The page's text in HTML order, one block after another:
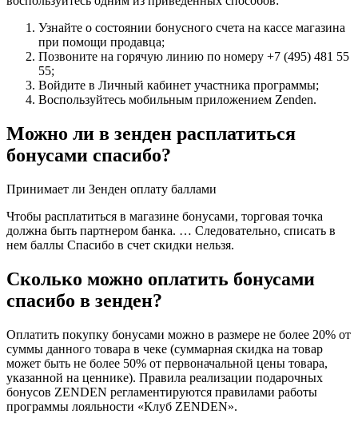
Узнайте о состоянии бонусного счета на кассе магазина
при помощи продавца;
Позвоните на горячую линию по номеру +7 (495) 481 55
55;
Войдите в Личный кабинет участника программы;
Воспользуйтесь мобильным приложением Zenden.
Можно ли в зенден расплатиться
бонусами спасибо?
Принимает ли Зенден оплату баллами
Чтобы расплатиться в магазине бонусами, торговая точка
должна быть партнером банка. … Следовательно, списать в
нем баллы Спасибо в счет скидки нельзя.
Сколько можно оплатить бонусами
спасибо в зенден?
Оплатить покупку бонусами можно в размере не более 20% от
суммы данного товара в чеке (суммарная скидка на товар
может быть не более 50% от первоначальной цены товара,
указанной на ценнике). Правила реализации подарочных
бонусов ZENDEN регламентируются правилами работы
программы лояльности «Клуб ZENDEN».